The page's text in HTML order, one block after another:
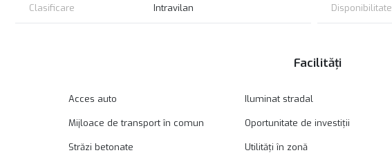
Clasificare Intravilan Disponibilitate
Facilități
Acces auto Iluminat stradal
Mijloace de transport în comun Oportunitate de investiții
Străzi betonate Utilități în zonă